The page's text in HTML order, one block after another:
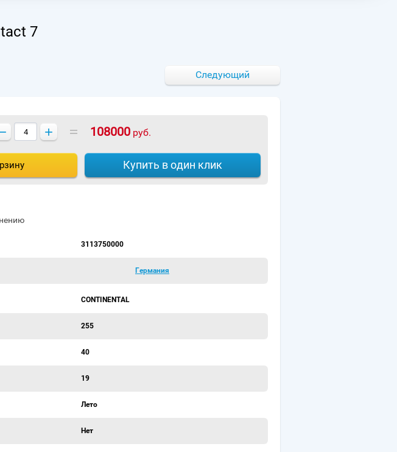
7
Следующий
+ 108000 руб.
Купить в один клик
3113750000
Германия
CONTINENTAL
255
40
19
Лето
Нет